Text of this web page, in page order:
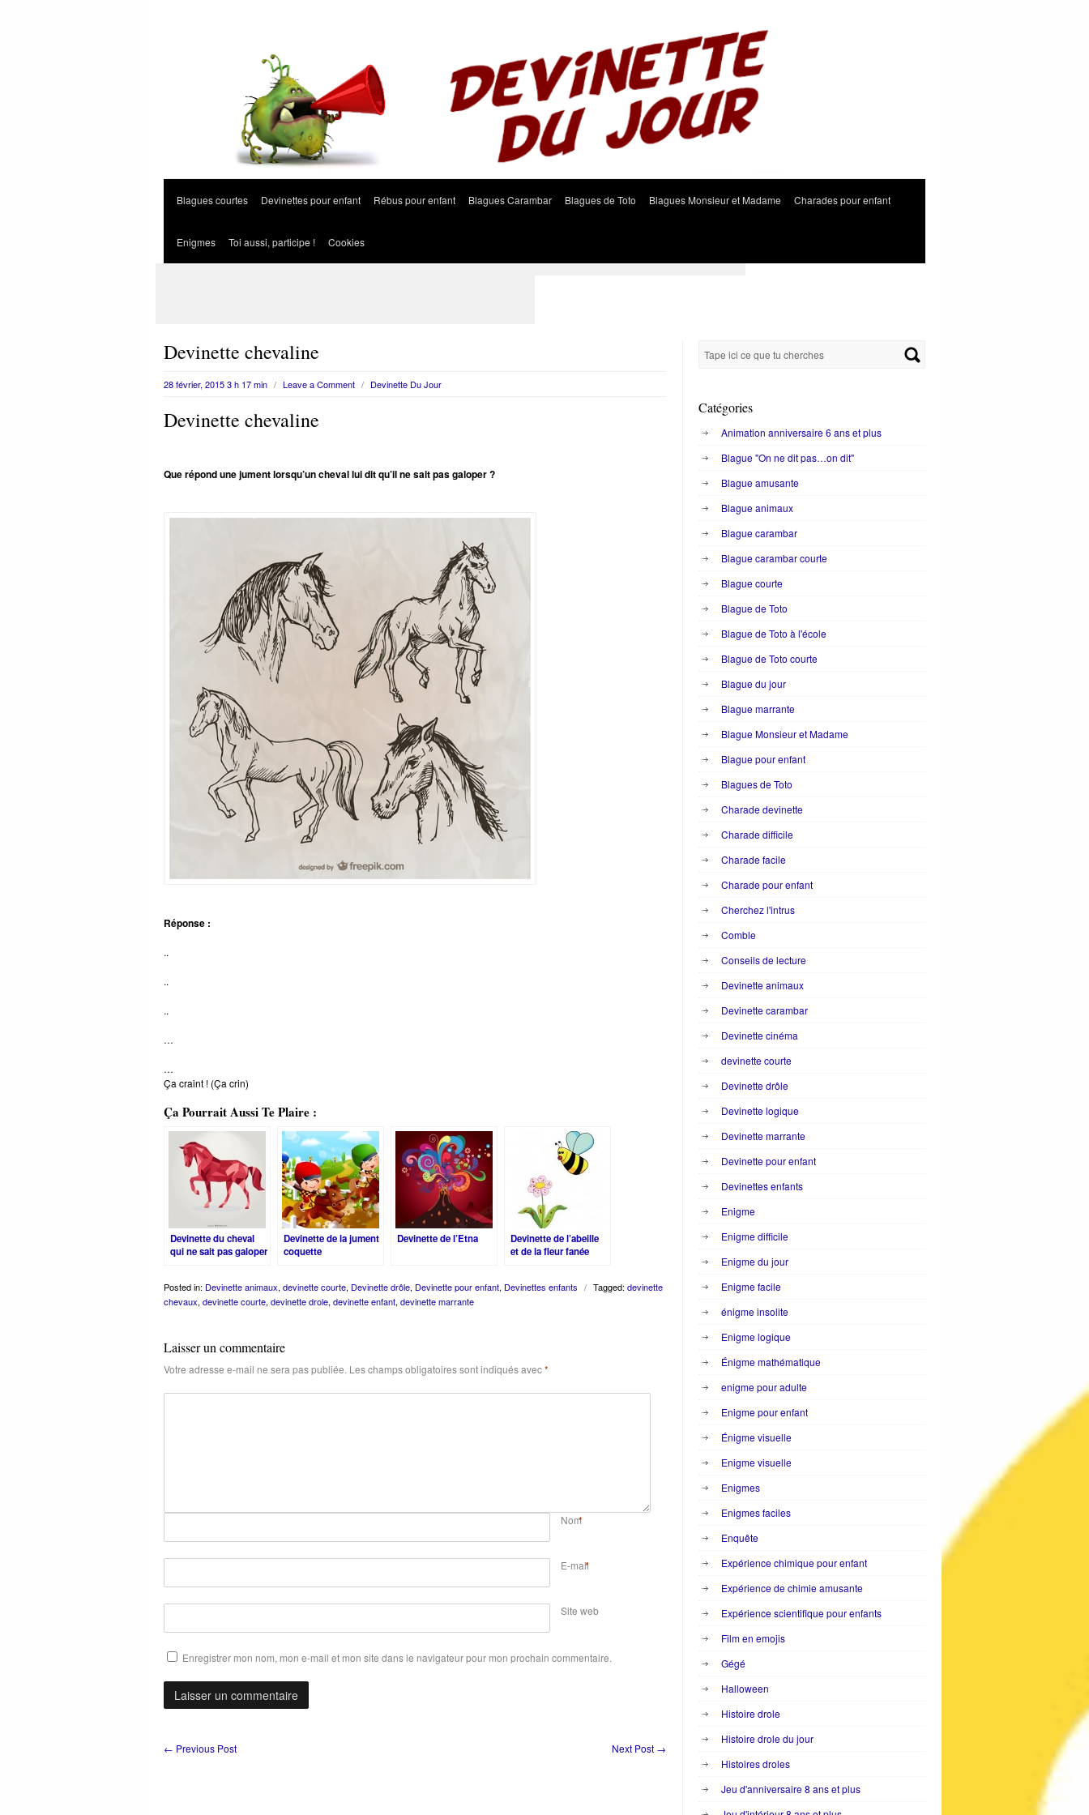
Blagues courtes Devinettes pour enfant Rébus pour enfant Blagues Carambar Blagues de Toto Blagues Monsieur et Madame Charades pour enfant
Enigmes Toi aussi, participe ! Cookies
Devinette chevaline
28 février, 2015 3 h 17 min / Leave a Comment / Devinette Du Jour
Devinette chevaline
Que répond une jument lorsqu’un cheval lui dit qu’il ne sait pas galoper ?
Réponse :
..
..
..
…
…
Ça craint ! (Ça crin)
Ça Pourrait Aussi Te Plaire :
Devinette du cheval
qui ne sait pas galoper
Devinette de la jument
coquette
Devinette de l’Etna
Devinette de l’abeille
et de la fleur fanée
Posted in: Devinette animaux, devinette courte, Devinette drôle, Devinette pour enfant, Devinettes enfants / Tagged: devinette
chevaux, devinette courte, devinette drole, devinette enfant, devinette marrante
Laisser un commentaire
Votre adresse e-mail ne sera pas publiée. Les champs obligatoires sont indiqués avec*
Nom*
E-mail
*
Site web
Enregistrer mon nom, mon e-mail et mon site dans le navigateur pour mon prochain commentaire.
← Previous Post Next Post →
Catégories
Animation anniversaire 6 ans et plus
Blague "On ne dit pas…on dit"
Blague amusante
Blague animaux
Blague carambar
Blague carambar courte
Blague courte
Blague de Toto
Blague de Toto à l'école
Blague de Toto courte
Blague du jour
Blague marrante
Blague Monsieur et Madame
Blague pour enfant
Blagues de Toto
Charade devinette
Charade difficile
Charade facile
Charade pour enfant
Cherchez l'intrus
Comble
Conseils de lecture
Devinette animaux
Devinette carambar
Devinette cinéma
devinette courte
Devinette drôle
Devinette logique
Devinette marrante
Devinette pour enfant
Devinettes enfants
Enigme
Enigme difficile
Enigme du jour
Enigme facile
énigme insolite
Enigme logique
Énigme mathématique
enigme pour adulte
Enigme pour enfant
Énigme visuelle
Enigme visuelle
Enigmes
Enigmes faciles
Enquête
Expérience chimique pour enfant
Expérience de chimie amusante
Expérience scientifique pour enfants
Film en emojis
Gégé
Halloween
Histoire drole
Histoire drole du jour
Histoires droles
Jeu d'anniversaire 8 ans et plus